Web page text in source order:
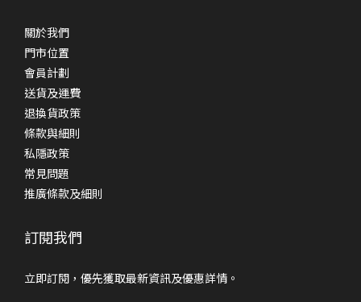
關於我們
門市位置
會員計劃
送貨及運費
退換貨政策
條款與細則
私隱政策
常見問題
推廣條款及細則
訂閱我們
立即訂閱，優先獲取最新資訊及優惠詳情。